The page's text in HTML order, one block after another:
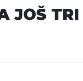
JOŠ TRI